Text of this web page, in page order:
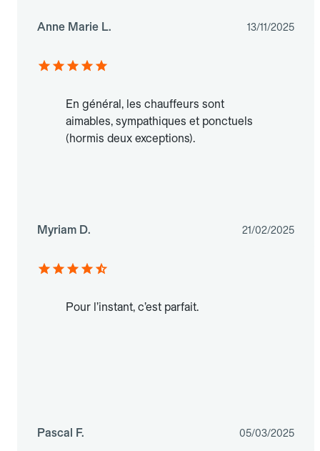
Anne Marie L. 13/11/2025
En général, les chauffeurs sont
aimables, sympathiques et ponctuels
(hormis deux exceptions).
Myriam D. 21/02/2025
Pour l’instant, c’est parfait.
Pascal F. 05/03/2025